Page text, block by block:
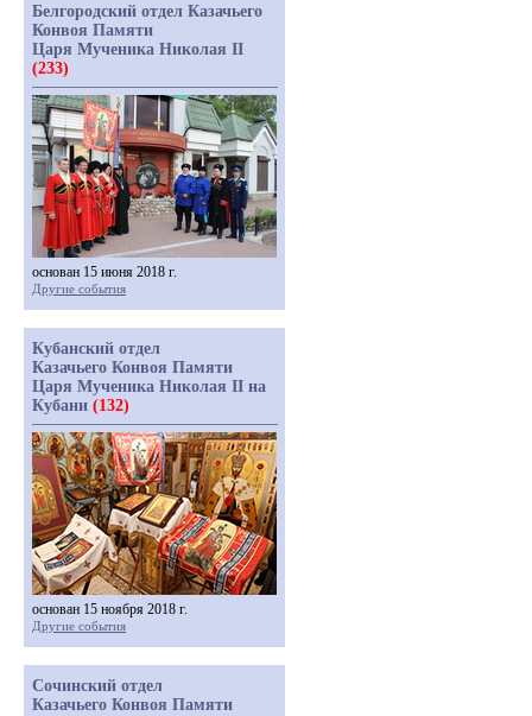
Белгородский отдел Казачьего
Конвоя Памяти
Царя Мученика Николая II
(233)
основан 15 июня 2018 г.
Другие события
Кубанский отдел
Казачьего Конвоя Памяти
Царя Мученика Николая II на
Кубани (132)
основан 15 ноября 2018 г.
Другие события
Сочинский отдел
Казачьего Конвоя Памяти